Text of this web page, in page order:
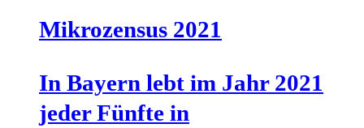
Mikro­zen­sus 2021
In Bay­ern lebt im Jahr 2021
jeder Fünf­te in